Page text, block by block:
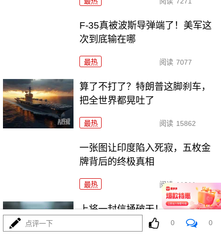
F-35真被波斯导弹端了！美军这
次到底输在哪
最热 阅读 7077
算了不打了？特朗普这脚刹车，
把全世界都晃吐了
最热 阅读 15862
一张图让印度陷入死寂，五枚金
牌背后的终极真相
最热 阅读 11011
上将一封信捅破天！美军五艘驱
逐舰要盖三口锅！
点评一下 0 0